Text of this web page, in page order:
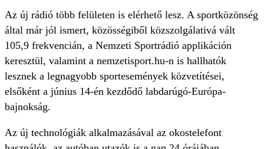
Az új rádió több felületen is elérhető lesz. A sportközönség
által már jól ismert, közösségiből közszolgálativá vált
105,9 frekvencián, a Nemzeti Sportrádió applikáción
keresztül, valamint a nemzetisport.hu-n is hallhatók
lesznek a legnagyobb sportesemények közvetítései,
elsőként a június 14-én kezdődő labdarúgó-Európa-
bajnokság.
Az új technológiák alkalmazásával az okostelefont